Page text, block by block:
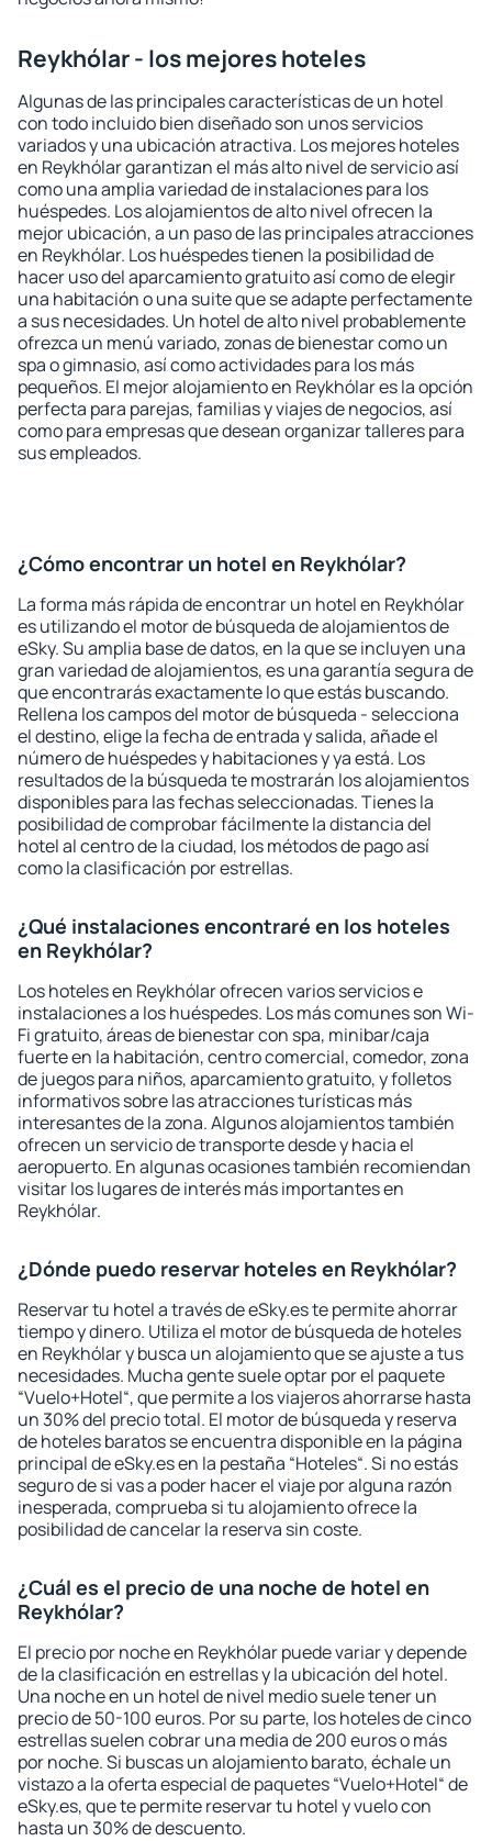
Reykhólar - los mejores hoteles
Algunas de las principales características de un hotel
con todo incluido bien diseñado son unos servicios
variados y una ubicación atractiva. Los mejores hoteles
en Reykhólar garantizan el más alto nivel de servicio así
como una amplia variedad de instalaciones para los
huéspedes. Los alojamientos de alto nivel ofrecen la
mejor ubicación, a un paso de las principales atracciones
en Reykhólar. Los huéspedes tienen la posibilidad de
hacer uso del aparcamiento gratuito así como de elegir
una habitación o una suite que se adapte perfectamente
a sus necesidades. Un hotel de alto nivel probablemente
ofrezca un menú variado, zonas de bienestar como un
spa o gimnasio, así como actividades para los más
pequeños. El mejor alojamiento en Reykhólar es la opción
perfecta para parejas, familias y viajes de negocios, así
como para empresas que desean organizar talleres para
sus empleados.
¿Cómo encontrar un hotel en Reykhólar?
La forma más rápida de encontrar un hotel en Reykhólar
es utilizando el motor de búsqueda de alojamientos de
eSky. Su amplia base de datos, en la que se incluyen una
gran variedad de alojamientos, es una garantía segura de
que encontrarás exactamente lo que estás buscando.
Rellena los campos del motor de búsqueda - selecciona
el destino, elige la fecha de entrada y salida, añade el
número de huéspedes y habitaciones y ya está. Los
resultados de la búsqueda te mostrarán los alojamientos
disponibles para las fechas seleccionadas. Tienes la
posibilidad de comprobar fácilmente la distancia del
hotel al centro de la ciudad, los métodos de pago así
como la clasificación por estrellas.
¿Qué instalaciones encontraré en los hoteles
en Reykhólar?
Los hoteles en Reykhólar ofrecen varios servicios e
instalaciones a los huéspedes. Los más comunes son Wi-
Fi gratuito, áreas de bienestar con spa, minibar/caja
fuerte en la habitación, centro comercial, comedor, zona
de juegos para niños, aparcamiento gratuito, y folletos
informativos sobre las atracciones turísticas más
interesantes de la zona. Algunos alojamientos también
ofrecen un servicio de transporte desde y hacia el
aeropuerto. En algunas ocasiones también recomiendan
visitar los lugares de interés más importantes en
Reykhólar.
¿Dónde puedo reservar hoteles en Reykhólar?
Reservar tu hotel a través de eSky.es te permite ahorrar
tiempo y dinero. Utiliza el motor de búsqueda de hoteles
en Reykhólar y busca un alojamiento que se ajuste a tus
necesidades. Mucha gente suele optar por el paquete
“Vuelo+Hotel“, que permite a los viajeros ahorrarse hasta
un 30% del precio total. El motor de búsqueda y reserva
de hoteles baratos se encuentra disponible en la página
principal de eSky.es en la pestaña “Hoteles“. Si no estás
seguro de si vas a poder hacer el viaje por alguna razón
inesperada, comprueba si tu alojamiento ofrece la
posibilidad de cancelar la reserva sin coste.
¿Cuál es el precio de una noche de hotel en
Reykhólar?
El precio por noche en Reykhólar puede variar y depende
de la clasificación en estrellas y la ubicación del hotel.
Una noche en un hotel de nivel medio suele tener un
precio de 50-100 euros. Por su parte, los hoteles de cinco
estrellas suelen cobrar una media de 200 euros o más
por noche. Si buscas un alojamiento barato, échale un
vistazo a la oferta especial de paquetes “Vuelo+Hotel“ de
eSky.es, que te permite reservar tu hotel y vuelo con
hasta un 30% de descuento.